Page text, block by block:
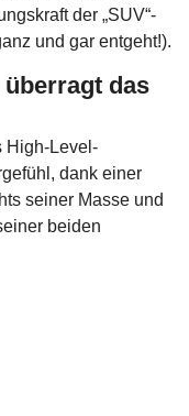
der „SUV“-
und gar entgeht!).
das
High-Level-
dank einer
seiner Masse und
beiden